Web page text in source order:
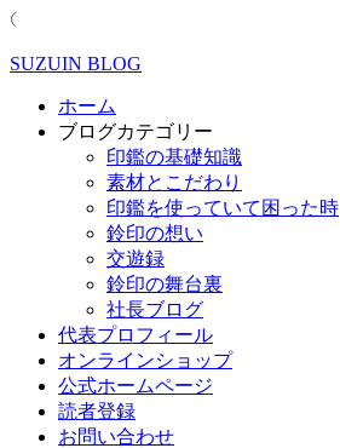
SUZUIN BLOG
ホーム
ブログカテゴリー
印鑑の基礎知識
素材とこだわり
印鑑を使っていて困った時
鈴印の想い
交遊録
鈴印の舞台裏
社長ブログ
代表プロフィール
オンラインショップ
公式ホームページ
読者登録
お問い合わせ